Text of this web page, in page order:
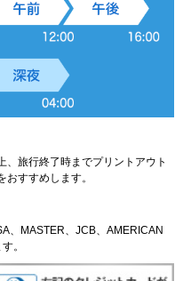
、旅行終了時までプリントアウト
すすめします。
、MASTER、JCB、AMERICAN
。